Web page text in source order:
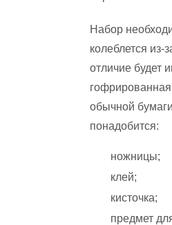
Набор
колеблется из-
отличие будет
обычной
понадобится:
ножницы;
клей;
кисточка;
предмет